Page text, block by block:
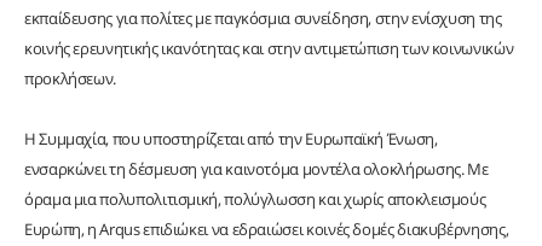
εκπαίδευσης για πολίτες με παγκόσμια συνείδηση, στην ενίσχυση της
κοινής ερευνητικής ικανότητας και στην αντιμετώπιση των κοινωνικών
προκλήσεων.
Η Συμμαχία, που υποστηρίζεται από την Ευρωπαϊκή Ένωση,
ενσαρκώνει τη δέσμευση για καινοτόμα μοντέλα ολοκλήρωσης. Με
όραμα μια πολυπολιτισμική, πολύγλωσση και χωρίς αποκλεισμούς
Ευρώπη, η Arqus επιδιώκει να εδραιώσει κοινές δομές διακυβέρνησης,